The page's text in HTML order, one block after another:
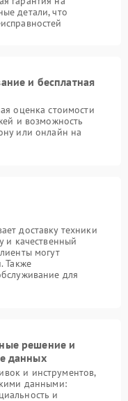
детали, что
и бесплатная
оценка стоимости
и возможность
или онлайн на
доставку техники
и качественный
могут
Также
для
решение и
данных
и инструментов,
данными:
и